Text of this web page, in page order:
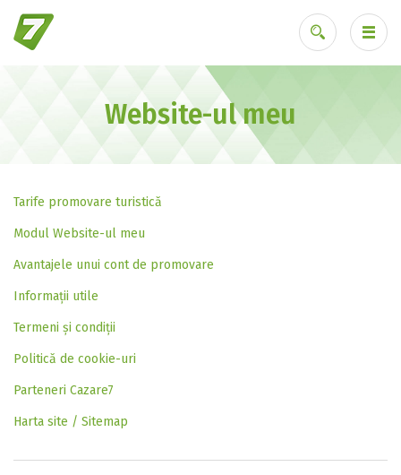
Ai uitat parola?
Website-ul meu
Tarife promovare turistică
Modul Website-ul meu
Avantajele unui cont de promovare
Informații utile
Termeni și condiții
Politică de cookie-uri
Parteneri Cazare7
Harta site / Sitemap